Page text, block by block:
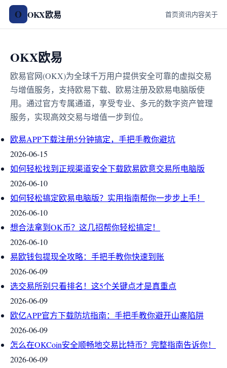
O OKX欧易 首页资讯内容关于
OKX欧易
欧易官网(OKX)为全球千万用户提供安全可靠的虚拟交易
与增值服务，支持欧易下载、欧易注册及欧易电脑版使
用。通过官方专属通道，享受专业、多元的数字资产管理
服务，实现高效交易与增值一步到位。
欧易APP下载注册5分钟搞定，手把手教你避坑
2026-06-15
如何轻松找到正规渠道安全下载欧易欧意交易所电脑版
2026-06-10
如何轻松搞定欧易电脑版？实用指南帮你一步步上手！
2026-06-10
想合法拿到OK币？这几招帮你轻松搞定！
2026-06-10
易欧钱包提现全攻略：手把手教你快速到账
2026-06-09
选交易所别只看排名！这5个关键点才是真重点
2026-06-09
欧亿APP官方下载防坑指南：手把手教你避开山寨陷阱
2026-06-09
怎么在OKCoin安全顺畅地交易比特币？完整指南告诉你！
2026-06-09